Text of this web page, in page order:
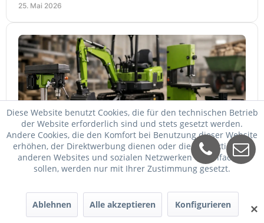
25. Mai 2026
Zipper Maschinen billiger kaufen
Zipper Maschinen billiger kaufen und trotzdem passend
Service und Folgekosten richtig.
✕
Diese Website benutzt Cookies, die für den technischen Betrieb
der Website erforderlich sind und stets gesetzt werden.
Andere Cookies, die den Komfort bei Benutzung dieser Website
erhöhen, der Direktwerbung dienen oder die Interaktion mit
anderen Websites und sozialen Netzwerken vereinfachen
sollen, werden nur mit Ihrer Zustimmung gesetzt.
Ablehnen Alle akzeptieren Konfigurieren